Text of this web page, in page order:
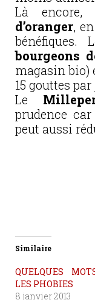
Là encore,
d’oranger,
bénéfiques.
bourgeons
magasin bio)
15 gouttes
Le
prudence
peut aussi
Similaire
QUELQUES
LES PHOBIES
8 janvier 2013